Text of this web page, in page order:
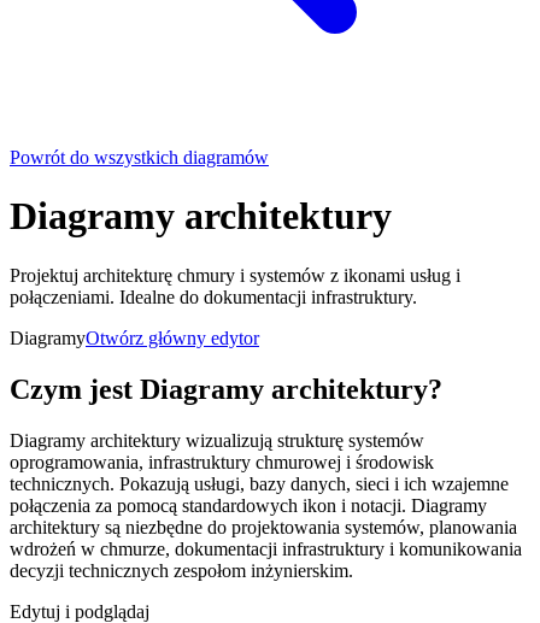
Powrót do wszystkich diagramów
Diagramy architektury
Projektuj architekturę chmury i systemów z ikonami usług i
połączeniami. Idealne do dokumentacji infrastruktury.
DiagramyOtwórz główny edytor
Czym jest Diagramy architektury?
Diagramy architektury wizualizują strukturę systemów
oprogramowania, infrastruktury chmurowej i środowisk
technicznych. Pokazują usługi, bazy danych, sieci i ich wzajemne
połączenia za pomocą standardowych ikon i notacji. Diagramy
architektury są niezbędne do projektowania systemów, planowania
wdrożeń w chmurze, dokumentacji infrastruktury i komunikowania
decyzji technicznych zespołom inżynierskim.
Edytuj i podglądaj